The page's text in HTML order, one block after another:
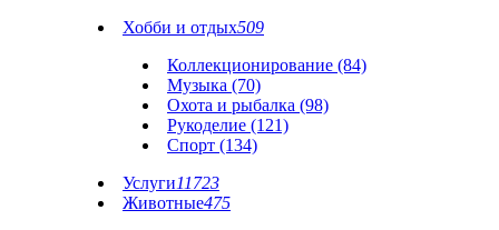
Хобби и отдых509
Коллекционирование (84)
Музыка (70)
Охота и рыбалка (98)
Рукоделие (121)
Спорт (134)
Услуги11723
Животные475